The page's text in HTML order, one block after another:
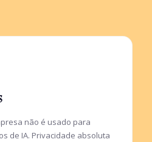
não é usado para
de IA. Privacidade absoluta